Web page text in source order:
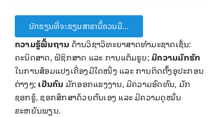
ນັກຮຽນທີ່ຈະຮຽນສາຂານີ້ຄວນມີ…
ຄວາມຮູ້ພື້ນຖານ ດ້ານວິຊາວິທະຍາສາດ​ທໍາ​ມະ​ຊາດເຊັ່ນ:
ຄະນິດສາດ, ຟິຊິກສາດ ​ແລະ ການແຕ້ມຮູບ;ມີຄວາມມັກຮັກ
ໃນການສ້ອມແປງເຄື່ອງມືໃດໜຶ່ງ ​ແລະ ການຕິດຕັ້ງອຸປະກອນ
ຕ່າງໆ; ເປັນຄົນມັກອອກແຮງງານ, ມີຄວາມອົດທົນ, ມັກ
ຊອກຮູ້, ຊອກສຶກສາດ້ວຍຕົນເອງ ແລະ ມີຄວາມດຸໝັ່ນ
ຂະຫຍັນພຽນ.